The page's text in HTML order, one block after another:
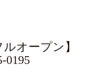
ルオープン】
0195